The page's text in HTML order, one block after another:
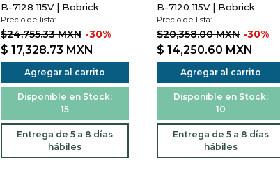
B-7128 115V | Bobrick
Precio de lista:
$24,755.33 MXN -30%
$ 17,328.73 MXN
Agregar al carrito
Disponible en Stock:
15
Entrega de 5 a 8 días
hábiles
B-7120 115V | Bobrick
Precio de lista:
$20,358.00 MXN -30%
$ 14,250.60 MXN
Agregar al carrito
Disponible en Stock:
10
Entrega de 5 a 8 días
hábiles